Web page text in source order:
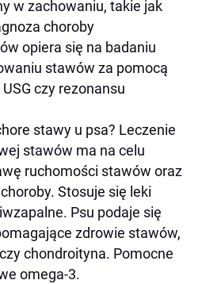
w zachowaniu, takie jak
choroby
opiera się na badaniu
stawów za pomocą
czy rezonansu
stawy u psa? Leczenie
stawów ma na celu
ruchomości stawów oraz
Stosuje się leki
Psu podaje się
zdrowie stawów,
chondroityna. Pomocne
omega-3.